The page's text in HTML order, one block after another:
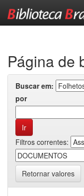
Página de
Buscar em:
por
Filtros correntes:
Retornar valores